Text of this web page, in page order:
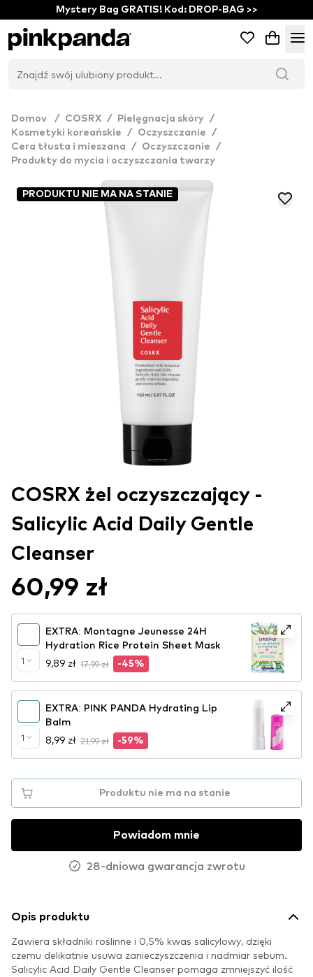
Mystery Bag GRATIS! Kod: DROP-BAG >>
Domov / COSRX / Pielęgnacja skóry /
Kosmetyki koreańskie
/ Oczyszczanie
/
Cera tłusta i mieszana
/ Oczyszczanie
/
Produkty do mycia i oczyszczania twarzy
PRODUKTU NIE MA NA STANIE
COSRX żel oczyszczający -
Salicylic Acid Daily Gentle
Cleanser
60,99 zł
1
EXTRA: Montagne Jeunesse 24H
Hydration Rice Protein Sheet Mask
9,89 zł 17,99 zł -45%
1
EXTRA: PINK PANDA Hydrating Lip
Balm
8,99 zł 21,99 zł -59%
Produktu nie ma na stanie
Powiadom mnie
28-dniowa gwarancja zwrotu
Opis produktu
Zawiera składniki roślinne i 0,5% kwas salicylowy, dzięki
czemu delikatnie usuwa zanieczyszczenia i nadmiar sebum.
Salicylic Acid Daily Gentle Cleanser pomaga zmniejszyć ilość